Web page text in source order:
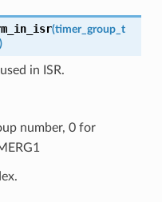
(timer_group_t
in ISR.
number, 0 for